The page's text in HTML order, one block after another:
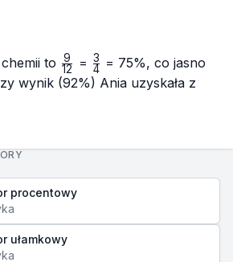
to \frac{9}
{12}
12
9 = \frac{3}
{4}
4
3
= 75%, co jasno
wynik (92%) Ania uzyskała z
procentowy
ułamkowy